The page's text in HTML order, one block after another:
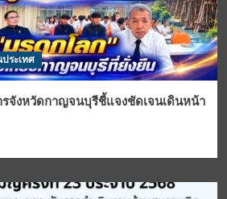
ระเทศ
จังหวัดกาญจนบุรีชี้แจงชัดเจนเดินหน้า